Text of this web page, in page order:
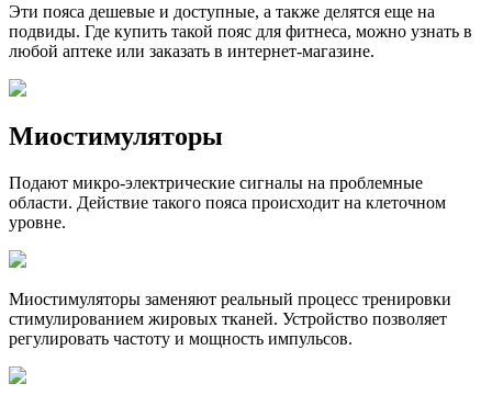
Эти пояса дешевые и доступные, а также делятся еще на
подвиды. Где купить такой пояс для фитнеса, можно узнать в
любой аптеке или заказать в интернет-магазине.
Миостимуляторы
Подают микро-электрические сигналы на проблемные
области. Действие такого пояса происходит на клеточном
уровне.
Миостимуляторы заменяют реальный процесс тренировки
стимулированием жировых тканей. Устройство позволяет
регулировать частоту и мощность импульсов.